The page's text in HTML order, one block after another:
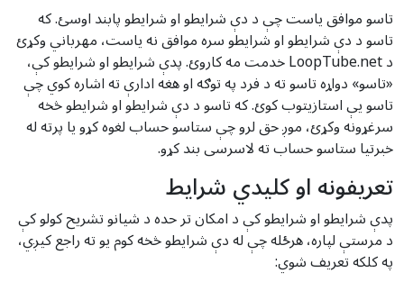
تاسو موافق یاست چې د دې شرایطو او شرایطو پابند اوسئ. که
تاسو د دې شرایطو او شرایطو سره موافق نه یاست، مهرباني وکړئ
د LoopTube.net خدمت مه کاروئ. پدې شرایطو او شرایطو کې،
«تاسو» دواړه تاسو ته د فرد په توګه او هغه ادارې ته اشاره کوي چې
تاسو یې استازیتوب کوئ. که تاسو د دې شرایطو او شرایطو څخه
سرغړونه وکړئ، موږ حق لرو چې ستاسو حساب لغوه کړو یا پرته له
خبرتیا ستاسو حساب ته لاسرسی بند کړو.
تعریفونه او کلیدي شرایط
پدې شرایطو او شرایطو کې د امکان تر حده د شیانو تشریح کولو کې
د مرستې لپاره، هرځله چې له دې شرایطو څخه کوم یو ته راجع کیږي،
په کلکه تعریف شوي: